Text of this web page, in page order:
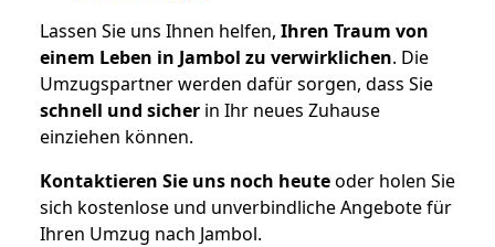
Lassen Sie uns Ihnen helfen, Ihren Traum von
einem Leben in Jambol zu verwirklichen. Die
Umzugspartner werden dafür sorgen, dass Sie
schnell und sicher in Ihr neues Zuhause
einziehen können.
Kontaktieren Sie uns noch heuteoder holen Sie
sich kostenlose und unverbindliche Angebote für
Ihren Umzug nach Jambol.